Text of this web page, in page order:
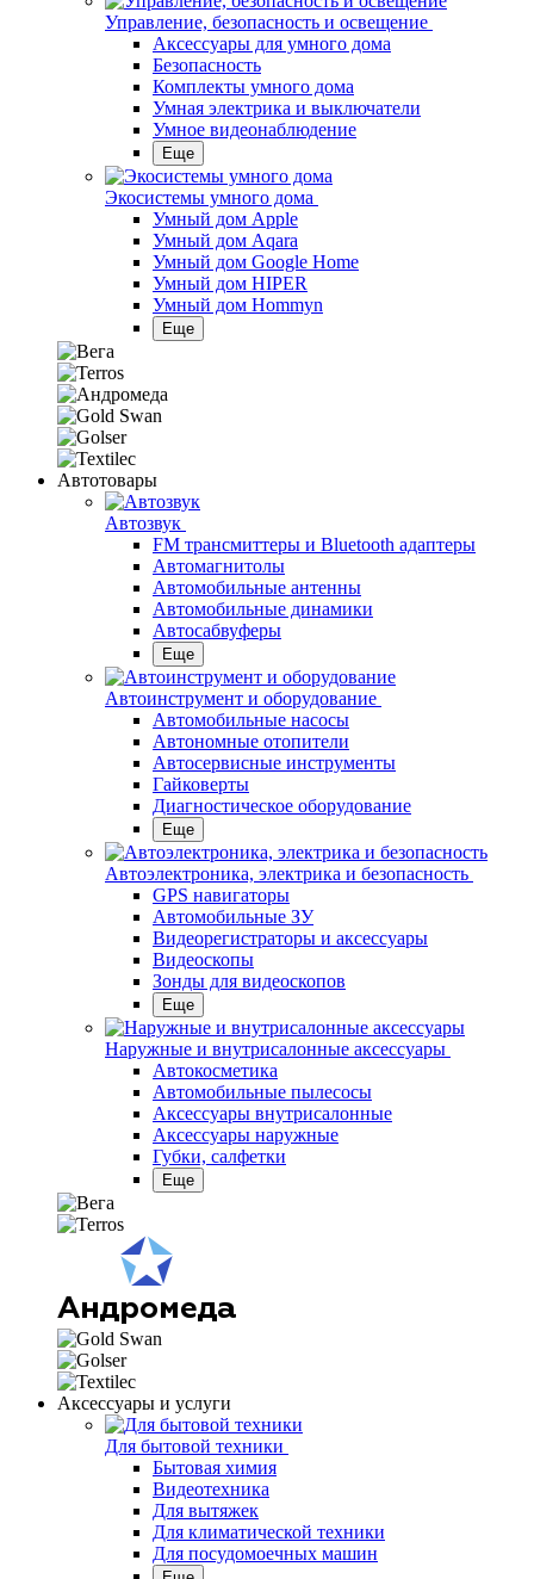
Управление, безопасность и освещение
Аксессуары для умного дома
Безопасность
Комплекты умного дома
Умная электрика и выключатели
Умное видеонаблюдение
Еще
Экосистемы умного дома
Умный дом Apple
Умный дом Aqara
Умный дом Google Home
Умный дом HIPER
Умный дом Hommyn
Еще
Автотовары
Автозвук
FM трансмиттеры и Bluetooth адаптеры
Автомагнитолы
Автомобильные антенны
Автомобильные динамики
Автосабвуферы
Еще
Автоинструмент и оборудование
Автомобильные насосы
Автономные отопители
Автосервисные инструменты
Гайковерты
Диагностическое оборудование
Еще
Автоэлектроника, электрика и безопасность
GPS навигаторы
Автомобильные ЗУ
Видеорегистраторы и аксессуары
Видеоскопы
Зонды для видеоскопов
Еще
Наружные и внутрисалонные аксессуары
Автокосметика
Автомобильные пылесосы
Аксесcуары внутрисалонные
Аксессуары наружные
Губки, салфетки
Еще
Аксессуары и услуги
Для бытовой техники
Бытовая химия
Видеотехника
Для вытяжек
Для климатической техники
Для посудомоечных машин